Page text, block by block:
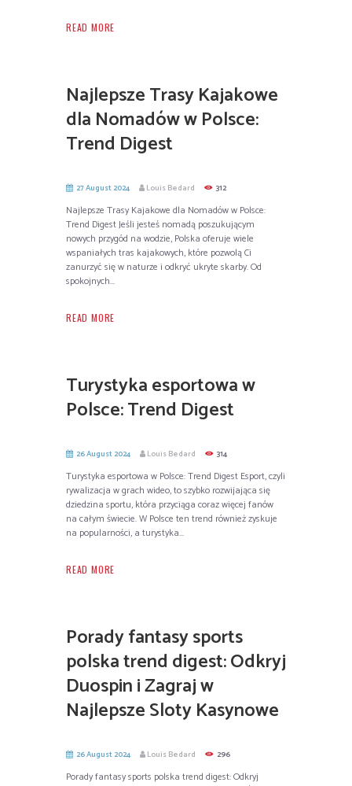
READ MORE
Najlepsze Trasy Kajakowe
dla Nomadów w Polsce:
Trend Digest
27 August 2024 Louis Bedard 312
Najlepsze Trasy Kajakowe dla Nomadów w Polsce:
Trend Digest Jeśli jesteś nomadą poszukującym
nowych przygód na wodzie, Polska oferuje wiele
wspaniałych tras kajakowych, które pozwolą Ci
zanurzyć się w naturze i odkryć ukryte skarby. Od
spokojnych...
READ MORE
Turystyka esportowa w
Polsce: Trend Digest
26 August 2024 Louis Bedard 314
Turystyka esportowa w Polsce: Trend Digest Esport, czyli
rywalizacja w grach wideo, to szybko rozwijająca się
dziedzina sportu, która przyciąga coraz więcej fanów
na całym świecie. W Polsce ten trend również zyskuje
na popularności, a turystyka...
READ MORE
Porady fantasy sports
polska trend digest: Odkryj
Duospin i Zagraj w
Najlepsze Sloty Kasynowe
26 August 2024 Louis Bedard 296
Porady fantasy sports polska trend digest: Odkryj